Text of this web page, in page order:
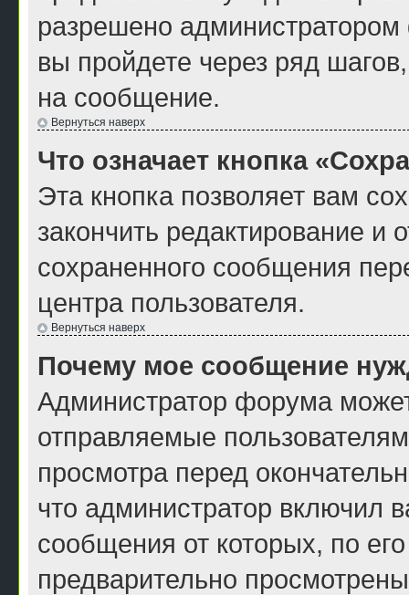
разрешено
вы пройдете через ряд
на сообщение.
Вернуться наверх
Что означает кнопка
Эта кнопка позволяет вам
закончить редактирование и
сохраненного сообщения
центра пользователя.
Вернуться наверх
Почему мое сообщение
Администратор форума
отправляемые
просмотра перед
что администратор включил
сообщения от которых, по
предварительно